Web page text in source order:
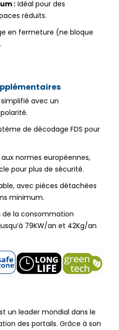
:Idéal pour des
réduits.
en fermeture (ne bloque
avec un
de décodage FDS pour
normes européennes,
pour plus de sécurité.
avec pièces détachées
minimum.
de la consommation
79KW/an et 42Kg/an
un leader mondial dans le
des portails. Grâce à son